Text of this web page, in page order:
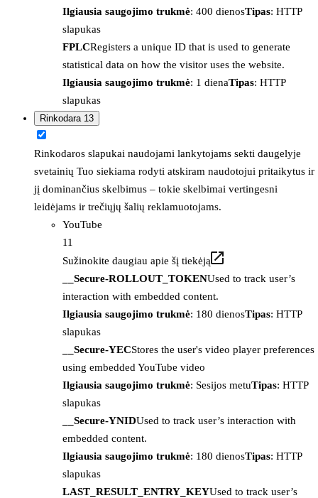
Ilgiausia saugojimo trukmė: 400 dienosTipas: HTTP
slapukas
FPLCRegisters a unique ID that is used to generate
statistical data on how the visitor uses the website.
Ilgiausia saugojimo trukmė: 1 dienaTipas: HTTP
slapukas
Rinkodara 13
Rinkodaros slapukai naudojami lankytojams sekti daugelyje
svetainių Tuo siekiama rodyti atskiram naudotojui pritaikytus ir
jį dominančius skelbimus – tokie skelbimai vertingesni
leidėjams ir trečiųjų šalių reklamuotojams.
YouTube
11
Sužinokite daugiau apie šį tiekėją
__Secure-ROLLOUT_TOKENUsed to track user’s
interaction with embedded content.
Ilgiausia saugojimo trukmė: 180 dienosTipas: HTTP
slapukas
__Secure-YECStores the user's video player preferences
using embedded YouTube video
Ilgiausia saugojimo trukmė: Sesijos metuTipas: HTTP
slapukas
__Secure-YNIDUsed to track user’s interaction with
embedded content.
Ilgiausia saugojimo trukmė: 180 dienosTipas: HTTP
slapukas
LAST_RESULT_ENTRY_KEYUsed to track user’s